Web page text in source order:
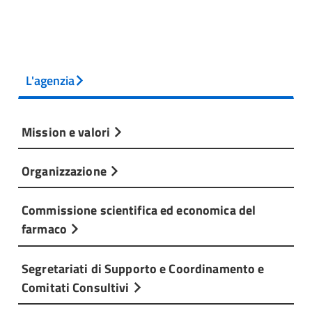
L'agenzia
Mission e valori
Organizzazione
Commissione scientifica ed economica del
farmaco
Segretariati di Supporto e Coordinamento e
Comitati Consultivi